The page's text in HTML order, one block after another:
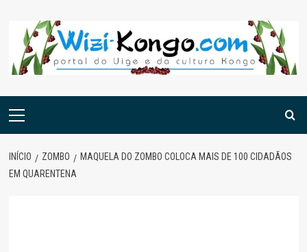
content
Menu
INÍCIO ZOMBO
MAQUELA DO ZOMBO COLOCA MAIS DE 100 CIDADÃOS
EM QUARENTENA